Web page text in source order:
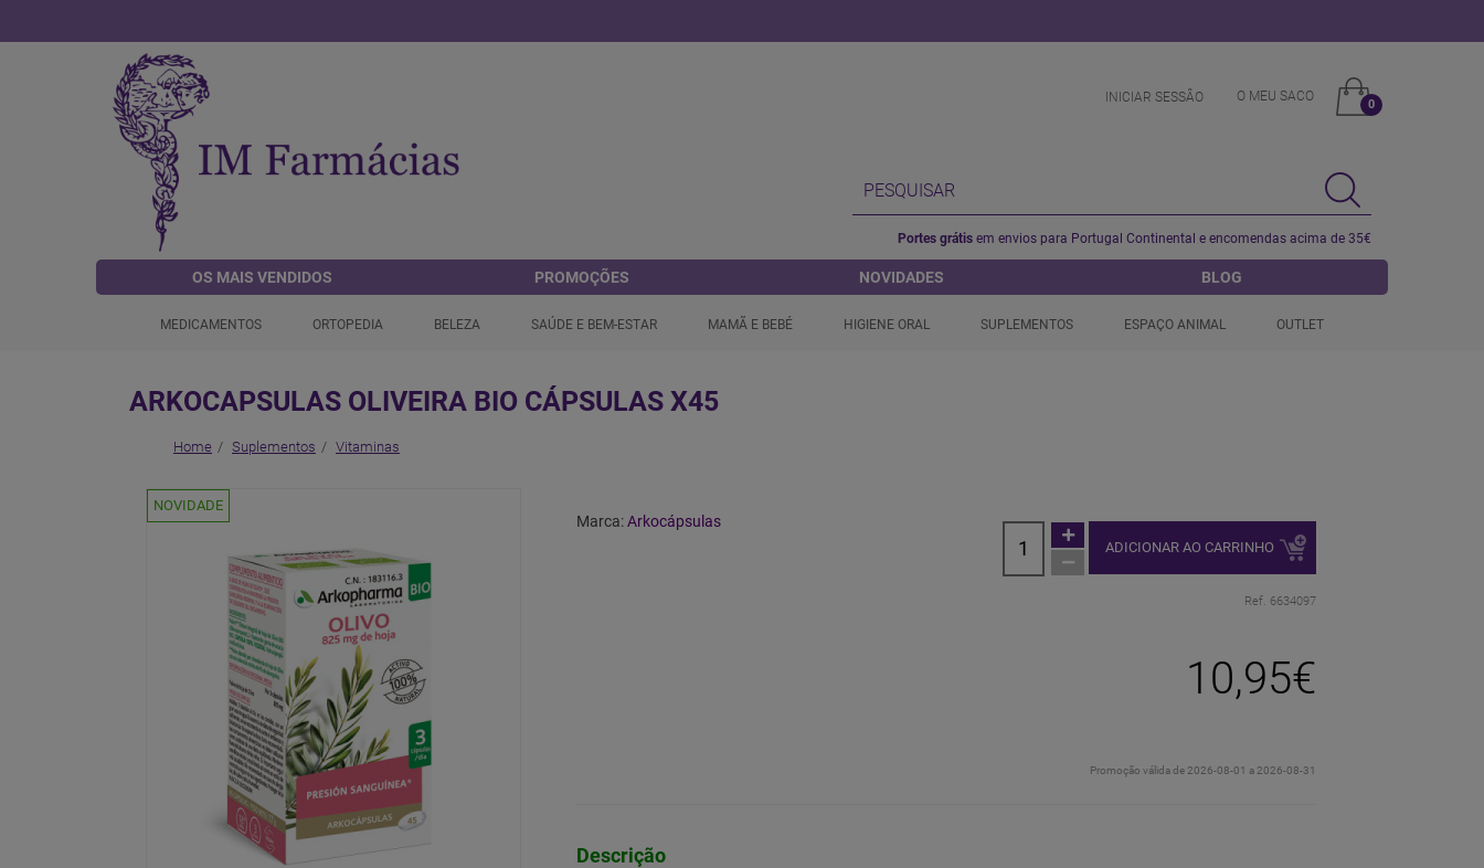
INICIAR SESSÂO O MEU SACO
0
Portes grátis em envios para Portugal Continental e encomendas acima de 35€
OS MAIS VENDIDOS PROMOÇÕES NOVIDADES BLOG
MEDICAMENTOS ORTOPEDIA BELEZA SAÚDE E BEM-ESTAR MAMÃ E BEBÉ HIGIENE ORAL SUPLEMENTOS ESPAÇO ANIMAL OUTLET
ARKOCAPSULAS OLIVEIRA BIO CÁPSULAS X45
Home Suplementos Vitaminas
NOVIDADE
Marca:Arkocápsulas
ADICIONAR AO CARRINHO
Ref. 6634097
10,95€
Promoção válida de 2026-08-01 a 2026-08-31
Descrição